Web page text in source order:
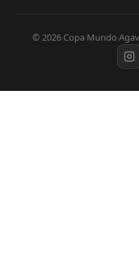
© 2026 Copa Mundo